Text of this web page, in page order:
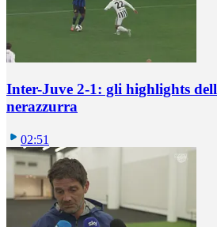
Inter-Juve 2-1: gli highlights
nerazzurra
02:51